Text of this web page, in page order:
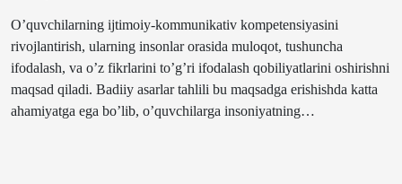
O’quvchilarning ijtimoiy-kommunikativ kompetensiyasini
rivojlantirish, ularning insonlar orasida muloqot, tushuncha
ifodalash, va o’z fikrlarini to’g’ri ifodalash qobiliyatlarini oshirishni
maqsad qiladi. Badiiy asarlar tahlili bu maqsadga erishishda katta
ahamiyatga ega bo’lib, o’quvchilarga insoniyatning